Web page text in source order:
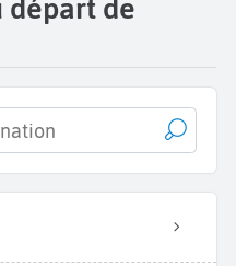
départ de